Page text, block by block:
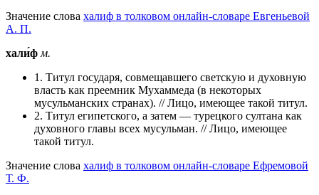
Значение слова халиф в толковом онлайн-словаре Евгеньевой
А. П.
хали́ф м.
1. Титул государя, совмещавшего светскую и духовную
власть как преемник Мухаммеда (в некоторых
мусульманских странах). // Лицо, имеющее такой титул.
2. Титул египетского, а затем — турецкого султана как
духовного главы всех мусульман. // Лицо, имеющее
такой титул.
Значение слова халиф в толковом онлайн-словаре Ефремовой
Т. Ф.